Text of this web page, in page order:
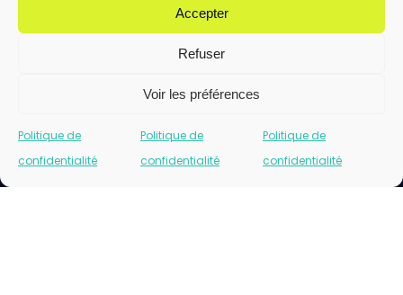
Accepter
Refuser
Voir les préférences
Politique de
confidentialité
Politique de
confidentialité
Politique de
confidentialité